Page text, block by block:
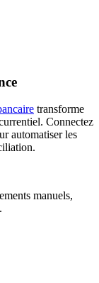
transforme
Connectez
automatiser les
manuels,